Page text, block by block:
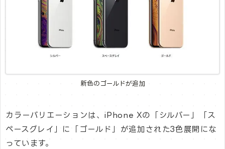
新色のゴールドが追加
カラーバリエーションは、iPhone Xの「シルバー」「ス
ペースグレイ」に「ゴールド」が追加された3色展開にな
っています。